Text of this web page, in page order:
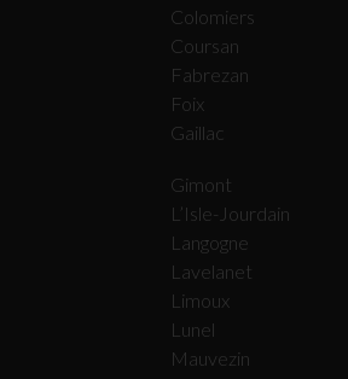
Colomiers
Coursan
Fabrezan
Foix
Gaillac
Gimont
L’Isle-Jourdain
Langogne
Lavelanet
Limoux
Lunel
Mauvezin